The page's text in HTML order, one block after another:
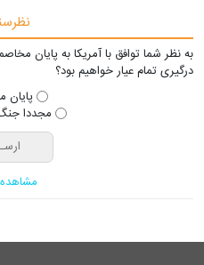
به نظر شما توافق با آمریکا به پایان
درگیری تمام عیار خواهیم بود؟
پایان
مجددا